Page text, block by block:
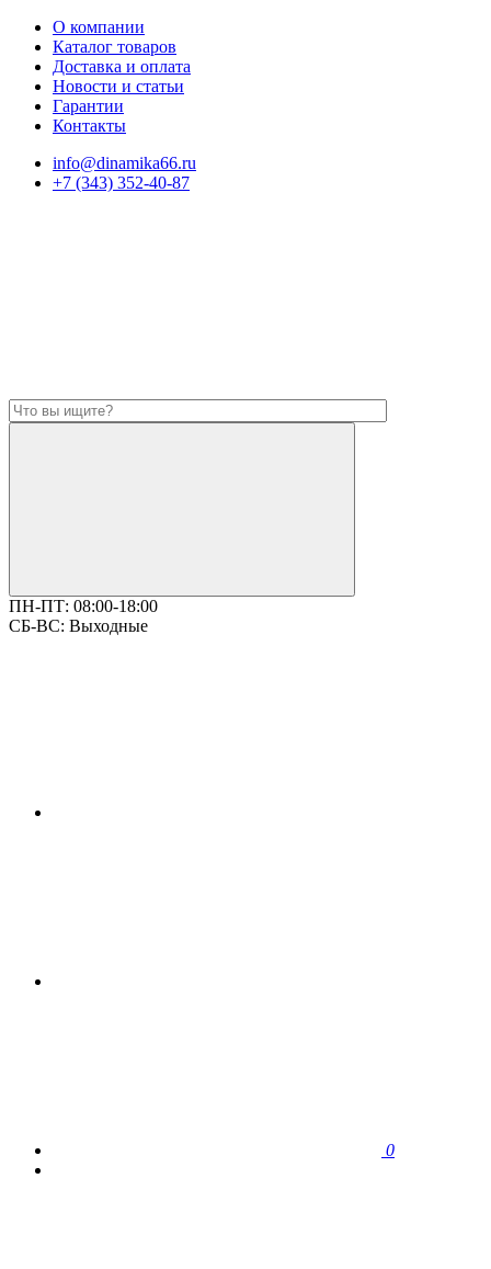
О компании
Каталог товаров
Доставка и оплата
Новости и статьи
Гарантии
Контакты
info@dinamika66.ru
+7 (343) 352-40-87
ПН-ПТ: 08:00-18:00
СБ-ВС: Выходные
0